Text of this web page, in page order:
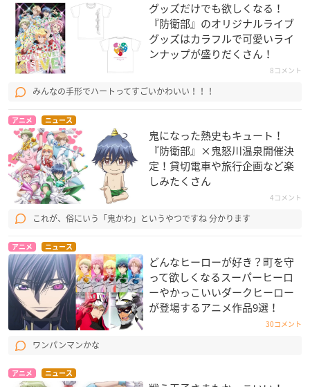
グッズだけでも欲しくなる！
『防衛部』のオリジナルライブ
グッズはカラフルで可愛いライ
ンナップが盛りだくさん！
8コメント
みんなの手形でハートってすごいかわいい！！！
アニメ ニュース
鬼になった熱史もキュート！
『防衛部』×鬼怒川温泉開催決
定！貸切電車や旅行企画など楽
しみたくさん
4コメント
これが、俗にいう「鬼かわ」というやつですね 分かります
アニメ ニュース
どんなヒーローが好き？町を守
って欲しくなるスーパーヒーロ
ーやかっこいいダークヒーロー
が登場するアニメ作品9選！
30コメント
ワンパンマンかな
アニメ ニュース